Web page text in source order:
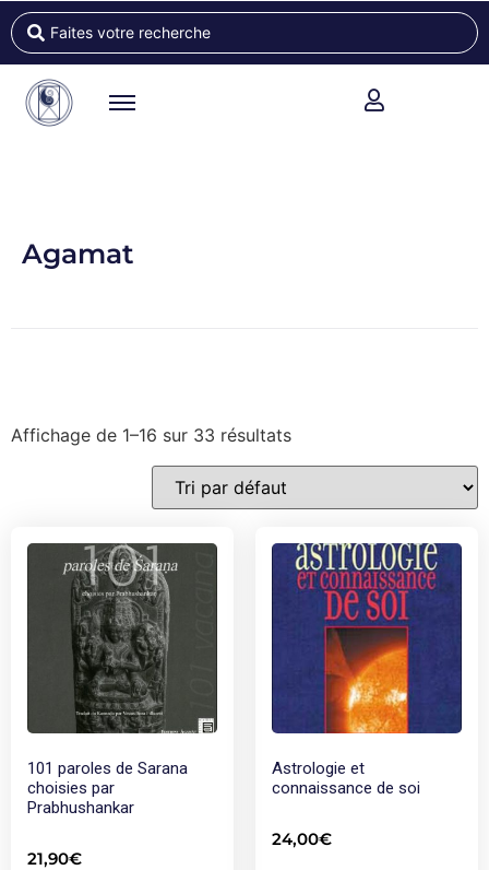
Agamat
Affichage de 1–16 sur 33 résultats
101 paroles de Sarana
choisies par
Prabhushankar
21,90€
Astrologie et
connaissance de soi
24,00€